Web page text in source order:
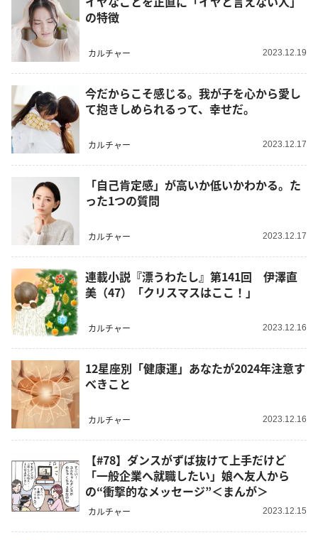
の特徴
カルチャー 2023.12.19
今だからこそ感じる。我が子を心から愛し
て抱きしめられるって、幸せだ。
カルチャー 2023.12.17
「自己肯定感」が高いか低いかわかる。た
った1つの質問
カルチャー 2023.12.17
連載小説『漂うわたし』第141回 伊澤直
美（47）「クリスマスはここ！」
カルチャー 2023.12.16
12星座別「健康運」あなたが2024年注意す
べきこと
カルチャー 2023.12.16
【#78】ダンスがずば抜けて上手だけど
「一般企業へ就職したい」娘へ友人から
の“衝撃的なメッセージ”＜まんが＞
カルチャー 2023.12.15